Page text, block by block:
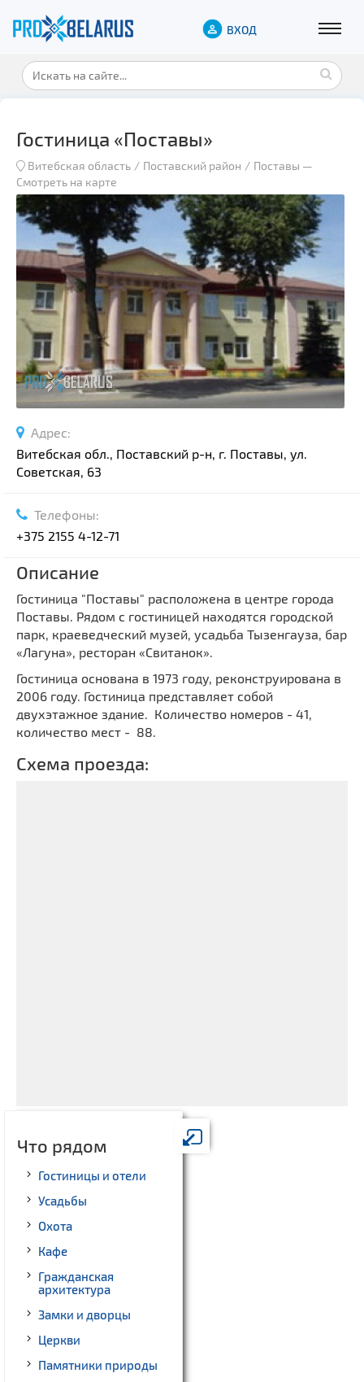
ВХОД
Гостиница «Поставы»
Витебская область Поставский район Поставы —
Смотреть на карте
Адрес:
Витебская обл., Поставский р-н, г. Поставы, ул.
Советская, 63
Телефоны:
+375 2155 4-12-71
Описание
Гостиница "Поставы" расположена в центре города
Поставы. Рядом с гостиницей находятся городской
парк, краеведческий музей, усадьба Тызенгауза, бар
«Лагуна», ресторан «Свитанок».
Гостиница основана в 1973 году, реконструирована в
2006 году. Гостиница представляет собой
двухэтажное здание. Количество номеров - 41,
количество мест - 88.
Схема проезда:
Что рядом
Гостиницы и отели
Усадьбы
Охота
Кафе
Гражданская
архитектура
Замки и дворцы
Церкви
Памятники природы